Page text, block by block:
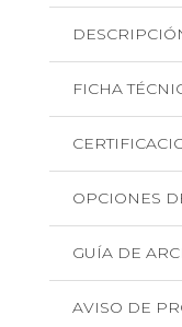
FICHA
OPCIONES
GUÍA DE
AVISO DE